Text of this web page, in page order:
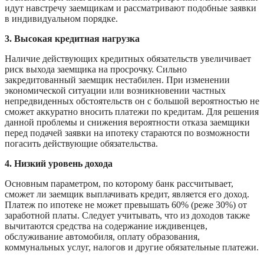
идут навстречу заемщикам и рассматривают подобные заявки
в индивидуальном порядке.
3. Высокая кредитная нагрузка
Наличие действующих кредитных обязательств увеличивает
риск выхода заемщика на просрочку. Сильно
закредитованный заемщик нестабилен. При изменении
экономической ситуации или возникновении частных
непредвиденных обстоятельств он с большой вероятностью не
сможет аккуратно вносить платежи по кредитам. Для решения
данной проблемы и снижения вероятности отказа заемщики
перед подачей заявки на ипотеку стараются по возможности
погасить действующие обязательства.
4. Низкий уровень дохода
Основным параметром, по которому банк рассчитывает,
сможет ли заемщик выплачивать кредит, является его доход.
Платеж по ипотеке не может превышать 60% (реже 30%) от
заработной платы. Следует учитывать, что из доходов также
вычитаются средства на содержание иждивенцев,
обслуживание автомобиля, оплату образования,
коммунальных услуг, налогов и другие обязательные платежи.